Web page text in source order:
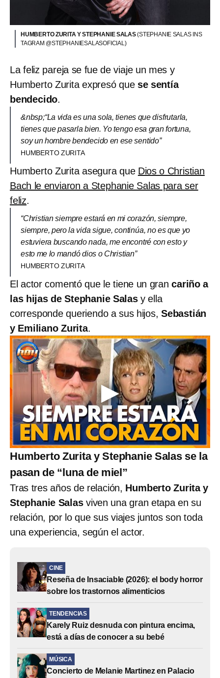
HUMBERTO ZURITA Y STEPHANIE SALAS(STEPHANIE SALAS INS
TAGRAM @STEPHANIESALASOFICIAL)
La feliz pareja se fue de viaje un mes y
Humberto Zurita expresó quese sentía
bendecido.
&nbsp;“La vida es una sola, tienes que disfrutarla,
tienes que pasarla bien. Yo tengo esa gran fortuna,
soy un hombre bendecido en ese sentido”
HUMBERTO ZURITA
Humberto Zurita asegura que Dios o Christian
Bach le enviaron a Stephanie Salas para ser
feliz.
“Christian siempre estará en mi corazón, siempre,
siempre, pero la vida sigue, continúa, no es que yo
estuviera buscando nada, me encontré con esto y
esto me lo mandó dios o Christian”
HUMBERTO ZURITA
El actor comentó que le tiene un grancariño a
las hijas de Stephanie Salasy ella
corresponde queriendo a sus hijos, Sebastián
y Emiliano Zurita.
Humberto Zurita y Stephanie Salas se la
pasan de “luna de miel”
Tras tres años de relación, Humberto Zurita y
Stephanie Salasviven una gran etapa en su
relación, por lo que sus viajes juntos son toda
una experiencia, según el actor.
CINE
Reseña de Insaciable (2026): el body horror
sobre los trastornos alimenticios
TENDENCIAS
Karely Ruiz desnuda con pintura encima,
está a días de conocer a su bebé
MÚSICA
Concierto de Melanie Martinez en Palacio